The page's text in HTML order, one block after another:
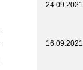
24.09.2021
16.09.2021